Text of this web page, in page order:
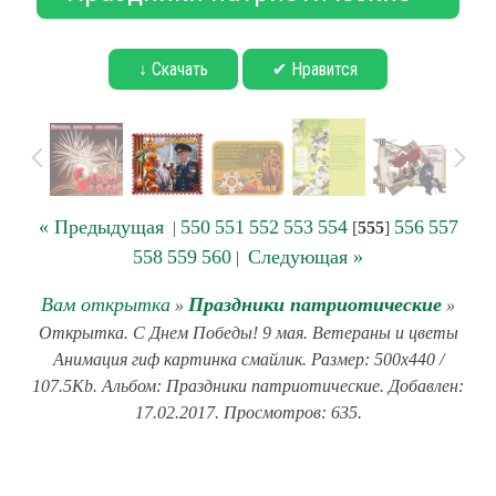
↓ Скачать ✔ Нравится
« Предыдущая| 550 551 552 553 554[555] 556 557
558 559 560 | Следующая »
Вам открытка » Праздники патриотические »
Открытка. С Днем Победы! 9 мая. Ветераны и цветы
Анимация гиф картинка смайлик. Размер: 500x440 /
107.5Kb. Альбом: Праздники патриотические. Добавлен:
17.02.2017. Просмотров: 635.